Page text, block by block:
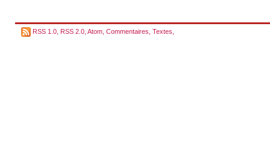
RSS 1.0 RSS 2.0 Atom Commentaires Textes